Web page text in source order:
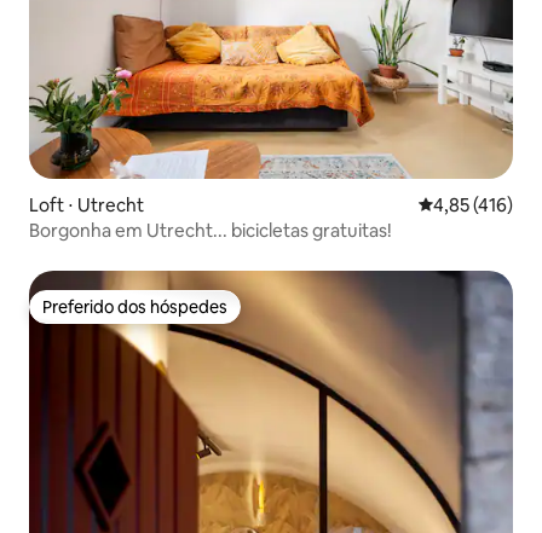
Loft ⋅ Utrecht 4,85 de uma
4,85 (416)
Borgonha em Utrecht... bicicletas gratuitas!
Preferido dos hóspedes
Preferido dos hóspedes